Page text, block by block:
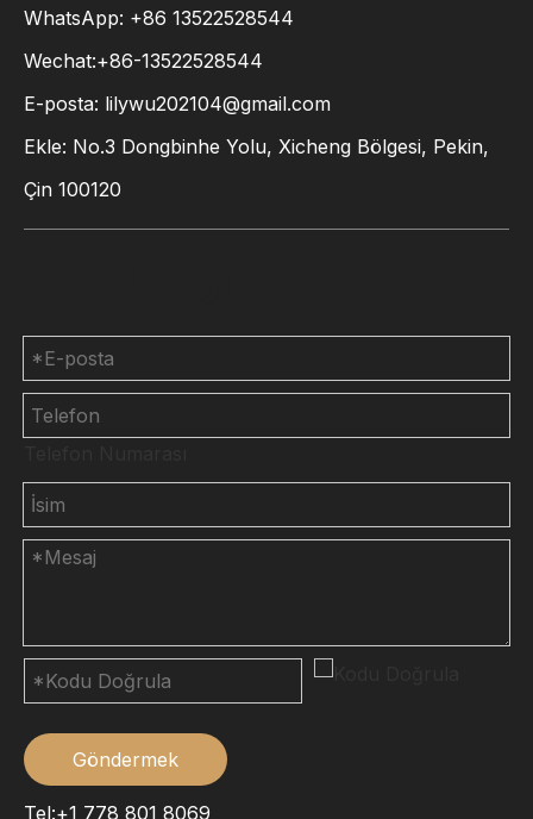
WhatsApp: +86 13522528544
Wechat:+86-13522528544
E-posta: lilywu202104@gmail.com
Ekle: No.3 Dongbinhe Yolu, Xicheng Bölgesi, Pekin,
Çin 100120
Göndermek
Tel:+1 778 801 8069